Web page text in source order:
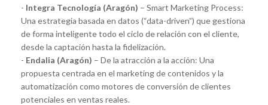
- Integra Tecnología (Aragón) – Smart Marketing Process:
Una estrategia basada en datos (“data-driven”) que gestiona
de forma inteligente todo el ciclo de relación con el cliente,
desde la captación hasta la fidelización.
- Endalia (Aragón) – De la atracción a la acción: Una
propuesta centrada en el marketing de contenidos y la
automatización como motores de conversión de clientes
potenciales en ventas reales.